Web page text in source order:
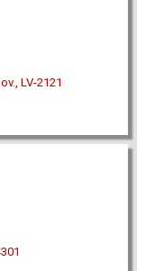
LV-2121